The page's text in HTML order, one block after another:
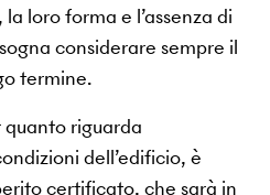
loro forma e l’assenza di
considerare sempre il
termine.
quanto riguarda
dell’edificio, è
certificato, che sarà in